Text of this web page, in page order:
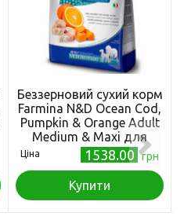
Беззерновий сухий корм
Farmina N&D Ocean Cod,
Pumpkin & Orange Adult
Medium & Maxi для
собак середніх і великих
порід, з тріскою та
апельсином, 2,5 кг
Ціна 1538.00 грн
Купити